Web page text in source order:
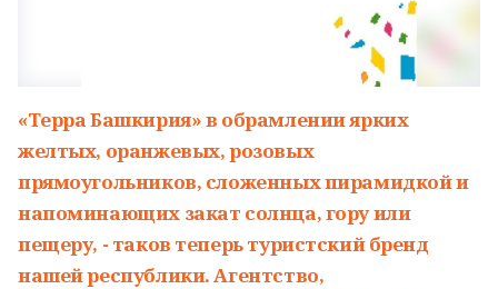
«Терра Башкирия» в обрамлении ярких
желтых, оранжевых, розовых
прямоугольников, сложенных пирамидкой и
напоминающих закат солнца, гору или
пещеру, - таков теперь туристский бренд
нашей республики. Агентство,